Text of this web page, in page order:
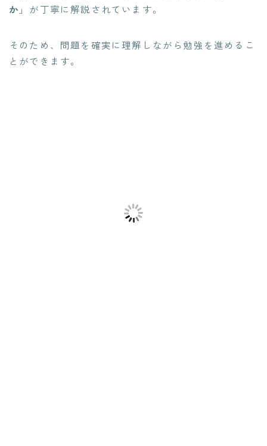
か 」が丁寧に解説されています。
そのため、問題を確実に理解しながら勉強を進めるこ
とができます。